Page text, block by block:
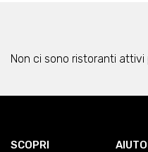
Non ci sono ristoranti
SCOPRI AIUTO